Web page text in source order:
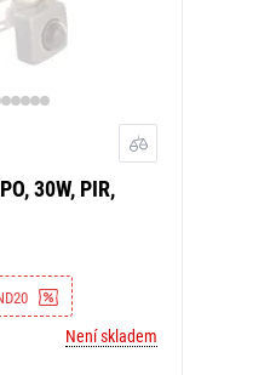
30W, PIR,
Není skladem